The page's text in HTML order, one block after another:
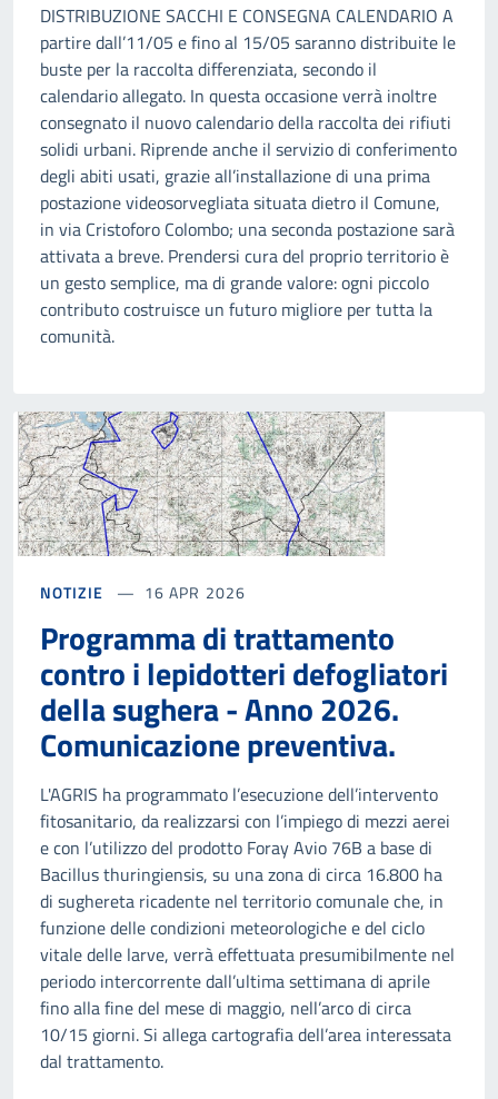
DISTRIBUZIONE SACCHI E CONSEGNA CALENDARIO A
partire dall’11/05 e fino al 15/05 saranno distribuite le
buste per la raccolta differenziata, secondo il
calendario allegato. In questa occasione verrà inoltre
consegnato il nuovo calendario della raccolta dei rifiuti
solidi urbani. Riprende anche il servizio di conferimento
degli abiti usati, grazie all’installazione di una prima
postazione videosorvegliata situata dietro il Comune,
in via Cristoforo Colombo; una seconda postazione sarà
attivata a breve. Prendersi cura del proprio territorio è
un gesto semplice, ma di grande valore: ogni piccolo
contributo costruisce un futuro migliore per tutta la
comunità.
NOTIZIE 16 APR 2026
Programma di trattamento
contro i lepidotteri defogliatori
della sughera - Anno 2026.
Comunicazione preventiva.
L'AGRIS ha programmato l’esecuzione dell’intervento
fitosanitario, da realizzarsi con l’impiego di mezzi aerei
e con l’utilizzo del prodotto Foray Avio 76B a base di
Bacillus thuringiensis, su una zona di circa 16.800 ha
di sughereta ricadente nel territorio comunale che, in
funzione delle condizioni meteorologiche e del ciclo
vitale delle larve, verrà effettuata presumibilmente nel
periodo intercorrente dall’ultima settimana di aprile
fino alla fine del mese di maggio, nell’arco di circa
10/15 giorni. Si allega cartografia dell’area interessata
dal trattamento.